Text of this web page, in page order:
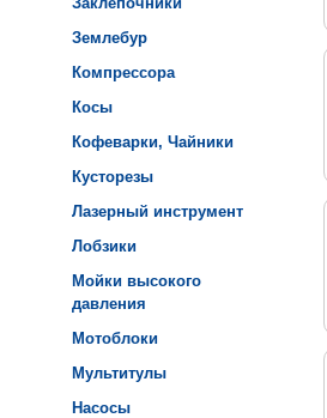
Землебур
Компрессора
Косы
Кофеварки, Чайники
Кусторезы
Лазерный инструмент
Лобзики
Мойки высокого
давления
Мотоблоки
Мультитулы
Насосы